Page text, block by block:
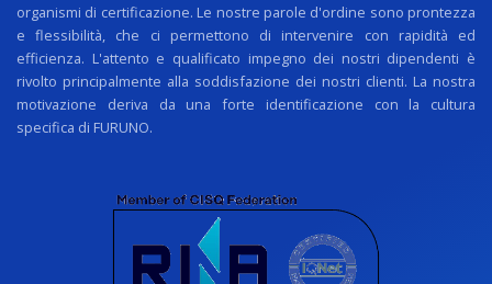
organismi di certificazione. Le nostre parole d'ordine sono prontezza
e flessibilità, che ci permettono di intervenire con rapidità ed
efficienza. L'attento e qualificato impegno dei nostri dipendenti è
rivolto principalmente alla soddisfazione dei nostri clienti. La nostra
motivazione deriva da una forte identificazione con la cultura
specifica di FURUNO.